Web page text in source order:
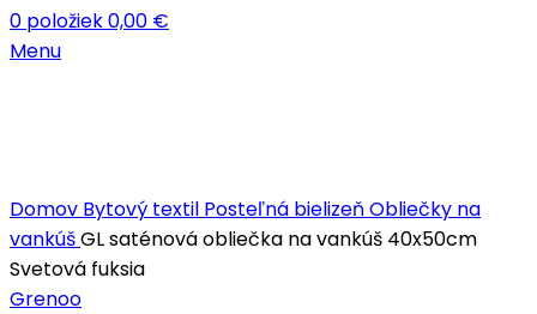
0 položiek0,00 €
Menu
Domov Bytový textil Posteľná bielizeňObliečky na
vankúšGL saténová obliečka na vankúš 40x50cm
Svetová fuksia
Grenoo